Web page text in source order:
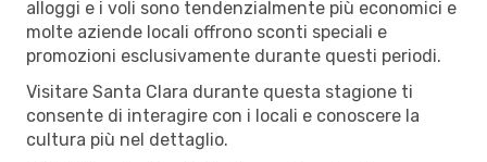
alloggi e i voli sono tendenzialmente più economici e
molte aziende locali offrono sconti speciali e
promozioni esclusivamente durante questi periodi.
Visitare Santa Clara durante questa stagione ti
consente di interagire con i locali e conoscere la
cultura più nel dettaglio.